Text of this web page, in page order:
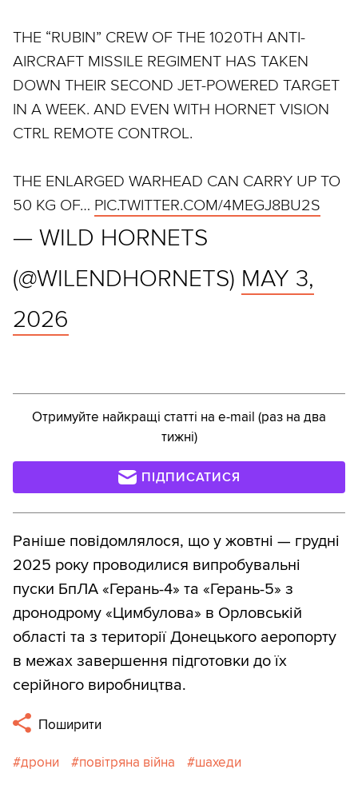
THE “RUBIN” CREW OF THE 1020TH ANTI-
AIRCRAFT MISSILE REGIMENT HAS TAKEN
DOWN THEIR SECOND JET-POWERED TARGET
IN A WEEK. AND EVEN WITH HORNET VISION
CTRL REMOTE CONTROL.
THE ENLARGED WARHEAD CAN CARRY UP TO
50 KG OF… PIC.TWITTER.COM/4MEGJ8BU2S
— WILD HORNETS
(@WILENDHORNETS) MAY 3,
2026
Отримуйте найкращі статті на e-mail (раз на два
тижні)
ПІДПИСАТИСЯ
Раніше повідомлялося, що у жовтні — грудні
2025 року проводилися випробувальні
пуски БпЛА «Герань-4» та «Герань-5» з
дронодрому «Цимбулова» в Орловській
області та з території Донецького аеропорту
в межах завершення підготовки до їх
серійного виробництва.
Поширити
дрони повітряна війна шахеди